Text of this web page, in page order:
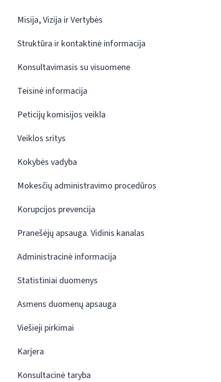
Misija, Vizija ir Vertybės
Struktūra ir kontaktinė informacija
Konsultavimasis su visuomene
Teisinė informacija
Peticijų komisijos veikla
Veiklos sritys
Kokybės vadyba
Mokesčių administravimo procedūros
Korupcijos prevencija
Pranešėjų apsauga. Vidinis kanalas
Administracinė informacija
Statistiniai duomenys
Asmens duomenų apsauga
Viešieji pirkimai
Karjera
Konsultacinė taryba